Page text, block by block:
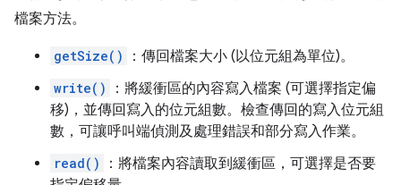
檔案方法。
getSize() ：傳回檔案大小 (以位元組為單位)。
write()
：將緩衝區的內容寫入檔案 (可選擇指定偏
移)，並傳回寫入的位元組數。檢查傳回的寫入位元組
數，可讓呼叫端偵測及處理錯誤和部分寫入作業。
read()
：將檔案內容讀取到緩衝區，可選擇是否要